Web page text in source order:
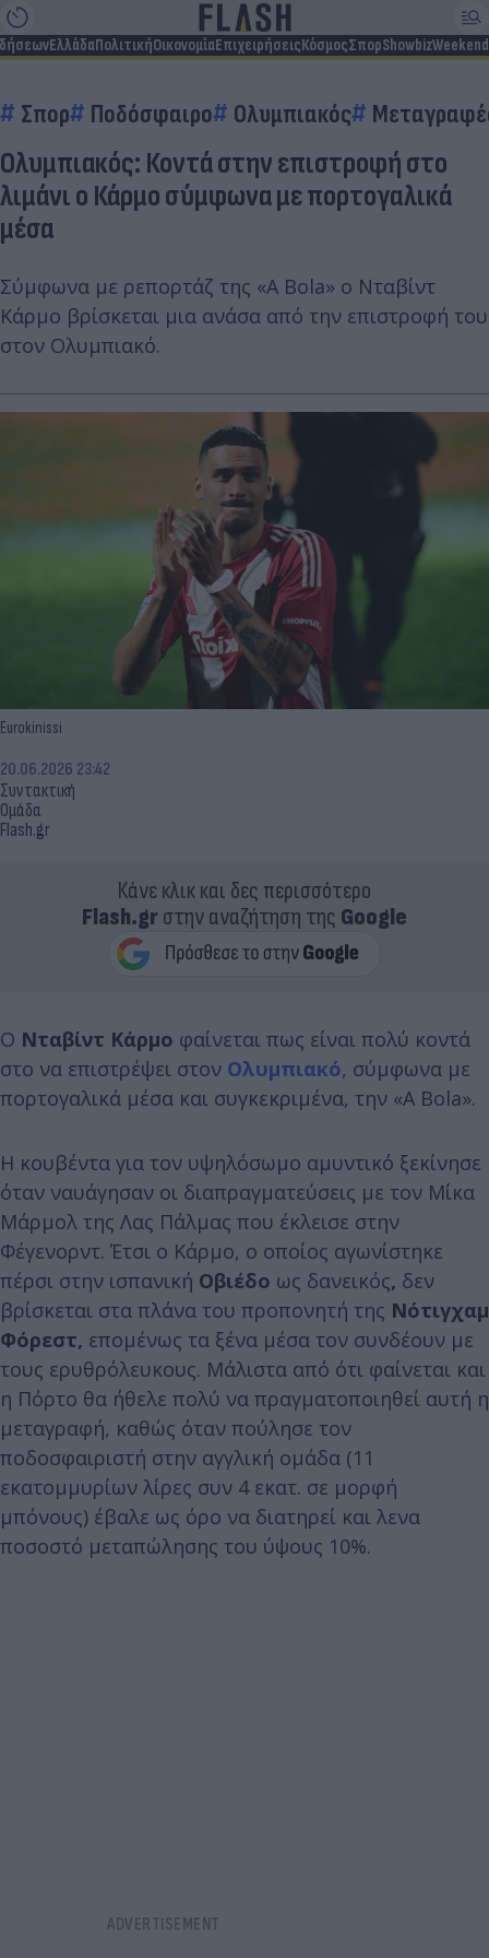
ΕλλάδαΠολιτικήΟικονομίαΕπιχειρήσειςΚόσμοςΣπορShowbizWeekend
Σπορ Ποδόσφαιρο Ολυμπιακός
Ολυμπιακός: Κοντά στην επιστροφή στο
λιμάνι ο Κάρμο σύμφωνα με πορτογαλικά
μέσα
Σύμφωνα με ρεπορτάζ της «A Bola» ο Νταβίντ
Κάρμο βρίσκεται μια ανάσα από την επιστροφή του
στον Ολυμπιακό.
Eurokinissi
Συντακτική
Ομάδα
Flash.gr
20.06.2026 23:42
Κάνε κλικ και δες περισσότερο
Flash.grστην αναζήτηση της Google
Ο Νταβίντ Κάρμο φαίνεται πως είναι πολύ κοντά
στο να επιστρέψει στον Ολυμπιακό, σύμφωνα με
πορτογαλικά μέσα και συγκεκριμένα, την «A Bola».
Η κουβέντα για τον υψηλόσωμο αμυντικό ξεκίνησε
όταν ναυάγησαν οι διαπραγματεύσεις με τον Μίκα
Μάρμολ της Λας Πάλμας που έκλεισε στην
Φέγενορντ. Έτσι ο Κάρμο, ο οποίος αγωνίστηκε
πέρσι στην ισπανική Οβιέδο ως δανεικός, δεν
βρίσκεται στα πλάνα του προπονητή της Νότιγχαμ
Φόρεστ, επομένως τα ξένα μέσα τον συνδέουν με
τους ερυθρόλευκους. Μάλιστα από ότι φαίνεται και
η Πόρτο θα ήθελε πολύ να πραγματοποιηθεί αυτή η
μεταγραφή, καθώς όταν πούλησε τον
ποδοσφαιριστή στην αγγλική ομάδα (11
εκατομμυρίων λίρες συν 4 εκατ. σε μορφή
μπόνους) έβαλε ως όρο να διατηρεί και λενα
ποσοστό μεταπώλησης του ύψους 10%.